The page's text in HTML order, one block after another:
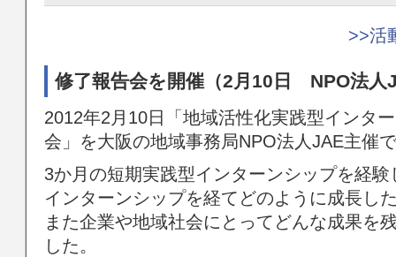
>>活
修了報告会を開催（2月10日 NPO法人
2012年2月10日「地域活性化実践型インタ
会」を大阪の地域事務局NPO法人JAE主催
3か月の短期実践型インターンシップを経
インターンシップを経てどのように成長し
また企業や地域社会にとってどんな成果を
した。